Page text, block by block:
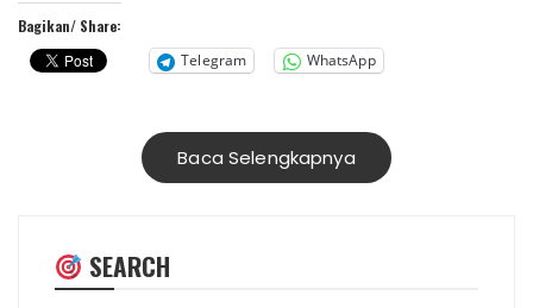
Bagikan/ Share:
Telegram
WhatsApp
Baca Selengkapnya
SEARCH